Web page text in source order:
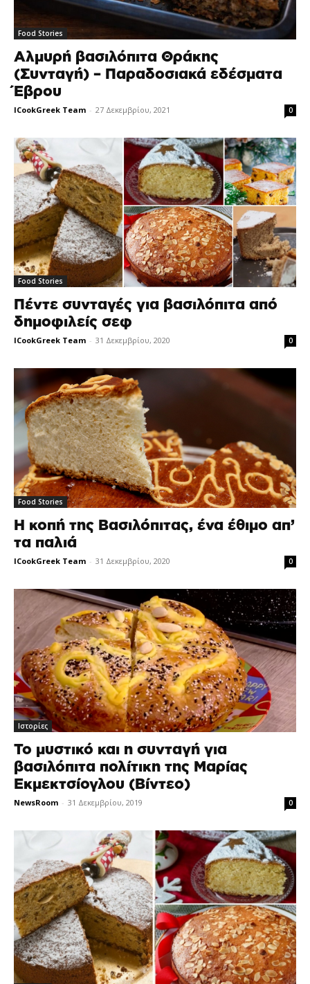
Food Stories
Αλμυρή βασιλόπιτα Θράκης
(Συνταγή) – Παραδοσιακά εδέσματα
Έβρου
ICookGreek Team - 27 Δεκεμβρίου, 2021 0
Food Stories
Πέντε συνταγές για βασιλόπιτα από
δημοφιλείς σεφ
ICookGreek Team - 31 Δεκεμβρίου, 2020 0
Food Stories
Η κοπή της Βασιλόπιτας, ένα έθιμο απ’
τα παλιά
ICookGreek Team - 31 Δεκεμβρίου, 2020 0
Ιστορίες
Το μυστικό και η συνταγή για
βασιλόπιτα πολίτικη της Μαρίας
Εκμεκτσίογλου (Βίντεο)
NewsRoom - 31 Δεκεμβρίου, 2019 0